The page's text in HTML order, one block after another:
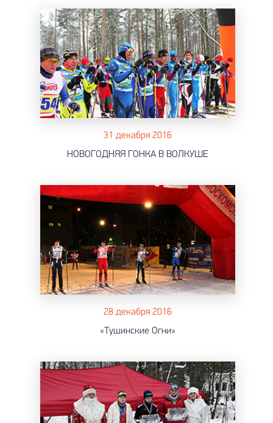
31 декабря 2016
НОВОГОДНЯЯ ГОНКА В ВОЛКУШЕ
28 декабря 2016
«Тушинские Огни»